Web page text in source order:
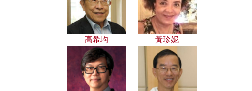
高希均 黃珍妮